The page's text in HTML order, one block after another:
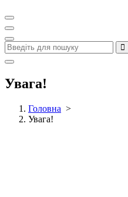
Увага!
Головна >
Увага!